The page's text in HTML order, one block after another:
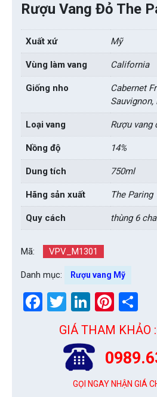
Rượu Vang Đỏ The
Xuất xứ Mỹ
Vùng làm vang California
Giống nho
Cabernet
Loại vang Rượu vang
Nồng độ 14%
Dung tích 750ml
Hãng sản xuất The Paring
Quy cách thùng 6
Mã: VPV_M1301
Danh mục: Rượu vang Mỹ
Facebook
Twitter
LinkedIn
GIÁ THAM KHẢO
GỌI NGAY NHẬN GIÁ